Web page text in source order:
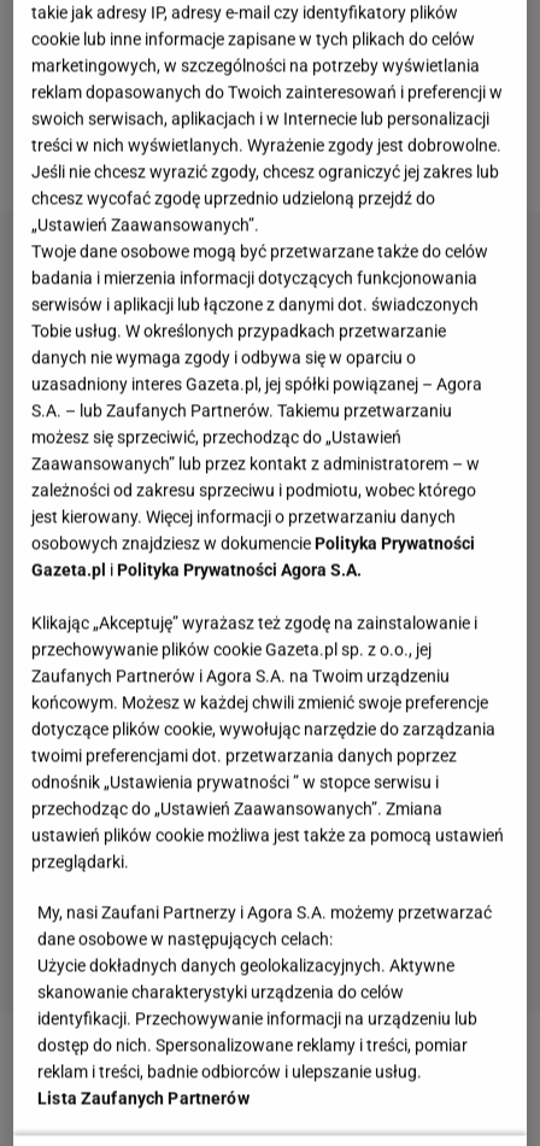
wchodząc jednak w szczegóły.Niedługo po nim
swój wpis zamieściła Magda, ale - ku rozczarowaniu
widzów - jej post nie odnosił się do Krzyśka.Po
jakimś czasie uczestniczka się jednak ugięła i
uchyliła rąbka tajemnicy.
Zobacz wideo"Ślub od pierwszego
wejrzenia". Pamiętacie te dramy?
takie jak adresy IP, adresy e-mail czy identyfikatory plików
cookie lub inne informacje zapisane w tych plikach do celów
marketingowych, w szczególności na potrzeby wyświetlania
reklam dopasowanych do Twoich zainteresowań i preferencji w
swoich serwisach, aplikacjach i w Internecie lub personalizacji
treści w nich wyświetlanych. Wyrażenie zgody jest dobrowolne.
Jeśli nie chcesz wyrazić zgody, chcesz ograniczyć jej zakres lub
chcesz wycofać zgodę uprzednio udzieloną przejdź do
„Ustawień Zaawansowanych”.
Twoje dane osobowe mogą być przetwarzane także do celów
badania i mierzenia informacji dotyczących funkcjonowania
serwisów i aplikacji lub łączone z danymi dot. świadczonych
Tobie usług. W określonych przypadkach przetwarzanie
danych nie wymaga zgody i odbywa się w oparciu o
uzasadniony interes Gazeta.pl, jej spółki powiązanej – Agora
S.A. – lub Zaufanych Partnerów. Takiemu przetwarzaniu
możesz się sprzeciwić, przechodząc do „Ustawień
Zaawansowanych” lub przez kontakt z administratorem – w
zależności od zakresu sprzeciwu i podmiotu, wobec którego
jest kierowany. Więcej informacji o przetwarzaniu danych
osobowych znajdziesz w dokumenciePolityka Prywatności
Gazeta.pl iPolityka Prywatności Agora S.A.
Klikając „Akceptuję” wyrażasz też zgodę na zainstalowanie i
przechowywanie plików cookie Gazeta.pl sp. z o.o., jej
Zaufanych Partnerów i Agora S.A. na Twoim urządzeniu
końcowym. Możesz w każdej chwili zmienić swoje preferencje
dotyczące plików cookie, wywołując narzędzie do zarządzania
twoimi preferencjami dot. przetwarzania danych poprzez
odnośnik „Ustawienia prywatności ” w stopce serwisu i
przechodząc do „Ustawień Zaawansowanych”. Zmiana
ustawień plików cookie możliwa jest także za pomocą ustawień
przeglądarki.
My, nasi Zaufani Partnerzy i Agora S.A. możemy przetwarzać
dane osobowe w następujących celach:
Użycie dokładnych danych geolokalizacyjnych. Aktywne
skanowanie charakterystyki urządzenia do celów
identyfikacji. Przechowywanie informacji na urządzeniu lub
dostęp do nich. Spersonalizowane reklamy i treści, pomiar
reklam i treści, badnie odbiorców i ulepszanie usług.
Lista Zaufanych Partnerów